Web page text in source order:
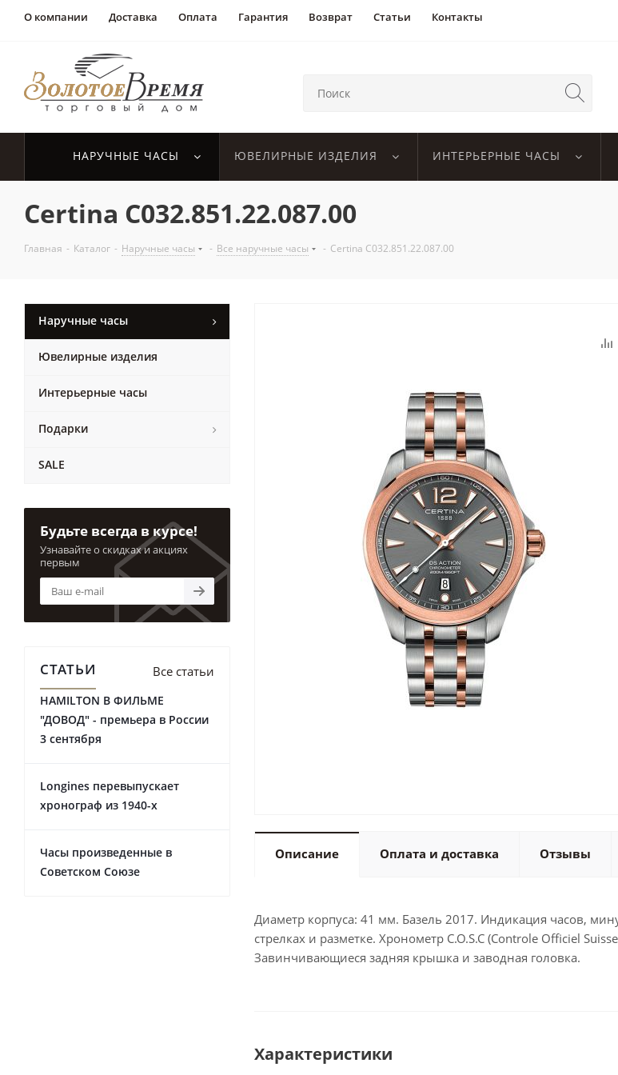
О компании Доставка Оплата Гарантия Возврат Статьи Контакты
НАРУЧНЫЕ ЧАСЫ ЮВЕЛИРНЫЕ ИЗДЕЛИЯ ИНТЕРЬЕРНЫЕ ЧАСЫ
Certina C032.851.22.087.00
Главная - Каталог - Наручные часы - Все наручные часы - Certina C032.851.22.087.00
Описание Оплата и доставка Отзывы
Диаметр корпуса: 41 мм. Базель 2017. Индикация часов,
стрелках и разметке. Хронометр C.O.S.C (Controle Officiel
Завинчивающиеся задняя крышка и заводная головка.
Характеристики
Наручные часы
Ювелирные изделия
Интерьерные часы
Подарки
SALE
Будьте всегда в курсе!
Узнавайте о скидках и акциях
первым
СТАТЬИ Все статьи
HAMILTON В ФИЛЬМЕ
"ДОВОД" - премьера в России
3 сентября
Longines перевыпускает
хронограф из 1940-х
Часы произведенные в
Советском Союзе